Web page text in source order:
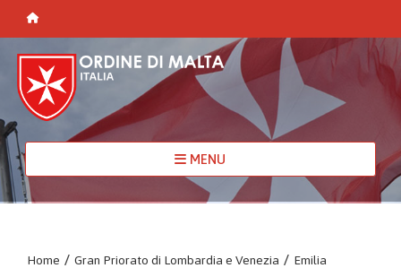
MENU
Home / Gran Priorato di Lombardia e Venezia / Emilia